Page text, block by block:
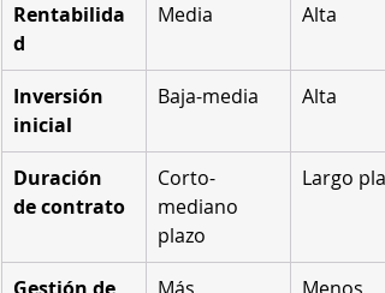
Rentabilida
d
Media Alta
Inversión
inicial
Baja-media Alta
Duración
de contrato
Corto-
mediano
plazo
Largo